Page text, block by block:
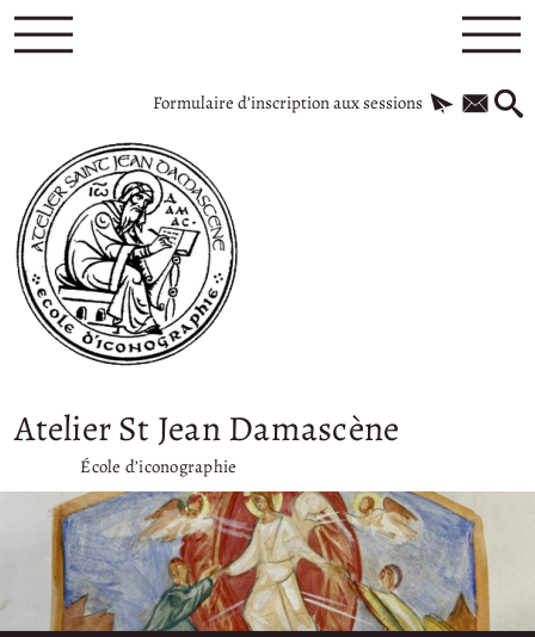
Formulaire d’inscription aux sessions
Atelier St Jean Damascène
École d’iconographie